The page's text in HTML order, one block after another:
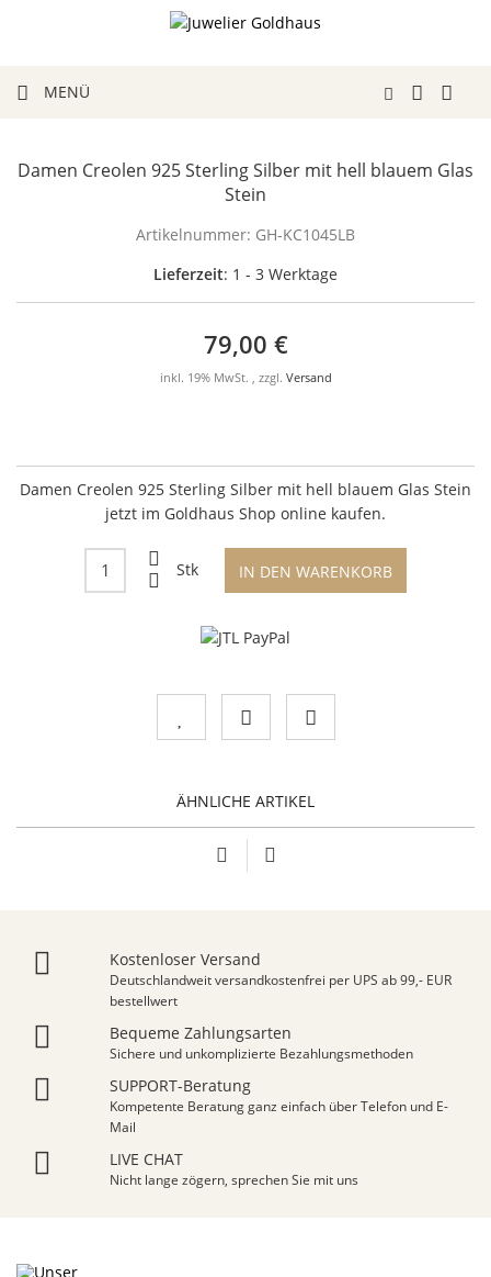
MENÜ
Damen Creolen 925 Sterling Silber mit hell blauem Glas
Stein
Artikelnummer: GH-KC1045LB
Lieferzeit: 1 - 3 Werktage
79,00 €
inkl. 19% MwSt. , zzgl. Versand
Damen Creolen 925 Sterling Silber mit hell blauem Glas Stein
jetzt im Goldhaus Shop online kaufen.
Stk IN DEN WARENKORB
ÄHNLICHE ARTIKEL
Kostenloser Versand
Deutschlandweit versandkostenfrei per UPS ab 99,- EUR
bestellwert
Bequeme Zahlungsarten
Sichere und unkomplizierte Bezahlungsmethoden
SUPPORT-Beratung
Kompetente Beratung ganz einfach über Telefon und E-
Mail
LIVE CHAT
Nicht lange zögern, sprechen Sie mit uns